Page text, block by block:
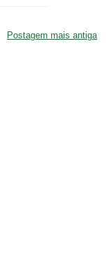
Postagem mais antiga